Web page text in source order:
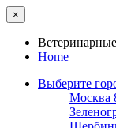
×
Home
Выберите
Москва